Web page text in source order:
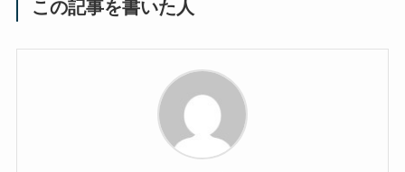
この記事を書いた人